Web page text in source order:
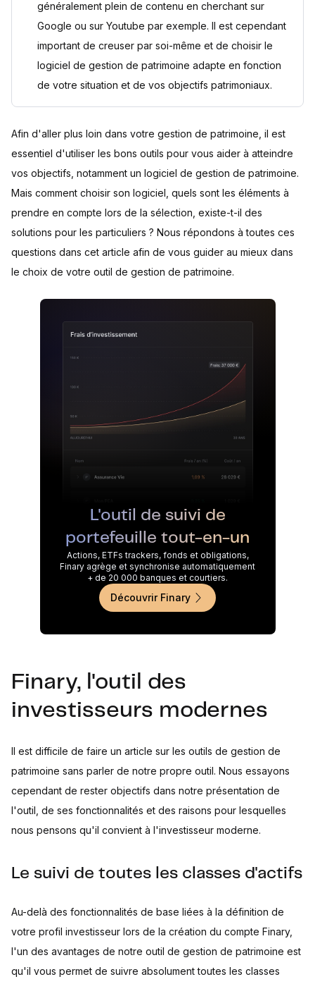
généralement plein de contenu en cherchant sur
Google ou sur Youtube par exemple. Il est cependant
important de creuser par soi-même et de choisir le
logiciel de gestion de patrimoine adapte en fonction
de votre situation et de vos objectifs patrimoniaux.
Afin d'aller plus loin dans votre gestion de patrimoine, il est
essentiel d'utiliser les bons outils pour vous aider à atteindre
vos objectifs, notamment un logiciel de gestion de patrimoine.
Mais comment choisir son logiciel, quels sont les éléments à
prendre en compte lors de la sélection, existe-t-il des
solutions pour les particuliers ? Nous répondons à toutes ces
questions dans cet article afin de vous guider au mieux dans
le choix de votre outil de gestion de patrimoine.
L'outil de suivi de
portefeuille tout-en-un
Actions, ETFs trackers, fonds et obligations,
Finary agrège et synchronise automatiquement
+ de 20 000 banques et courtiers.
Découvrir Finary
Finary, l'outil des
investisseurs modernes
Il est difficile de faire un article sur les outils de gestion de
patrimoine sans parler de notre propre outil. Nous essayons
cependant de rester objectifs dans notre présentation de
l'outil, de ses fonctionnalités et des raisons pour lesquelles
nous pensons qu'il convient à l'investisseur moderne.
Le suivi de toutes les classes d'actifs
Au-delà des fonctionnalités de base liées à la définition de
votre profil investisseur lors de la création du compte Finary,
l'un des avantages de notre outil de gestion de patrimoine est
qu'il vous permet de suivre absolument toutes les classes